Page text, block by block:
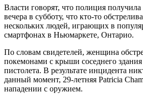
Власти говорят, что полиция
вечера в субботу, что кто-то
нескольких людей, играющих в
смартфонах в Ньюмаркете, Онтарио.
По словам свидетелей, женщина
покемонами с крыши соседнего
пистолета. В результате инцидента
данный момент, 29-летняя Patricia
нападении с оружием.